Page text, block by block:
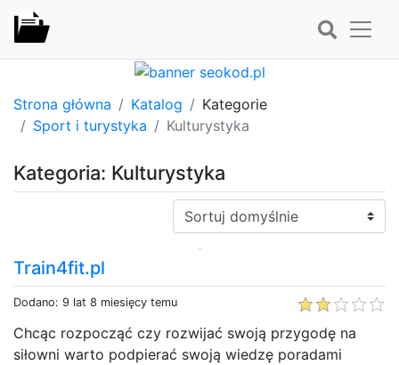
Strona główna Katalog
Kategorie
Sport i turystyka
Kulturystyka
Kategoria: Kulturystyka
Sortuj:
Train4fit.pl
Dodano: 9 lat 8 miesięcy temu
Chcąc rozpocząć czy rozwijać swoją przygodę na
siłowni warto podpierać swoją wiedzę poradami